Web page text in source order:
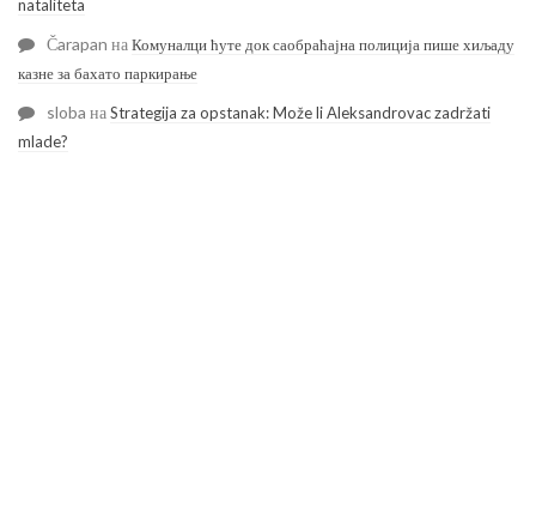
nataliteta
Čarapan наКомуналци ћуте док саобраћајна полиција пише хиљаду
казне за бахато паркирање
sloba наStrategija za opstanak: Može li Aleksandrovac zadržati
mlade?